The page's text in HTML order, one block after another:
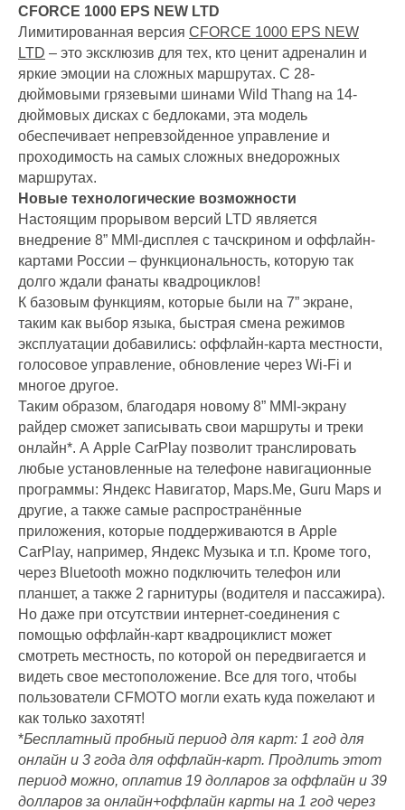
CFORCE 1000 EPS NEW LTD
Лимитированная версия CFORCE 1000 EPS NEW
LTD – это эксклюзив для тех, кто ценит адреналин и
яркие эмоции на сложных маршрутах. С 28-
дюймовыми грязевыми шинами Wild Thang на 14-
дюймовых дисках с бедлоками, эта модель
обеспечивает непревзойденное управление и
проходимость на самых сложных внедорожных
маршрутах.
Новые технологические возможности
Настоящим прорывом версий LTD является
внедрение 8” MMI-дисплея с тачскрином и оффлайн-
картами России – функциональность, которую так
долго ждали фанаты квадроциклов!
К базовым функциям, которые были на 7” экране,
таким как выбор языка, быстрая смена режимов
эксплуатации добавились: оффлайн-карта местности,
голосовое управление, обновление через Wi-Fi и
многое другое.
Таким образом, благодаря новому 8” MMI-экрану
райдер cможет записывать свои маршруты и треки
онлайн*. А Apple CarPlay позволит транслировать
любые установленные на телефоне навигационные
программы: Яндекс Навигатор, Maps.Me, Guru Maps и
другие, а также самые распространённые
приложения, которые поддерживаются в Apple
CarPlay, например, Яндекс Музыка и т.п. Кроме того,
через Bluetooth можно подключить телефон или
планшет, а также 2 гарнитуры (водителя и пассажира).
Но даже при отсутствии интернет-соединения с
помощью оффлайн-карт квадроциклист может
смотреть местность, по которой он передвигается и
видеть свое местоположение. Все для того, чтобы
пользователи CFMOTO могли ехать куда пожелают и
как только захотят!
*Бесплатный пробный период для карт: 1 год для
онлайн и 3 года для оффлайн-карт. Продлить этот
период можно, оплатив 19 долларов за оффлайн и 39
долларов за онлайн+оффлайн карты на 1 год через